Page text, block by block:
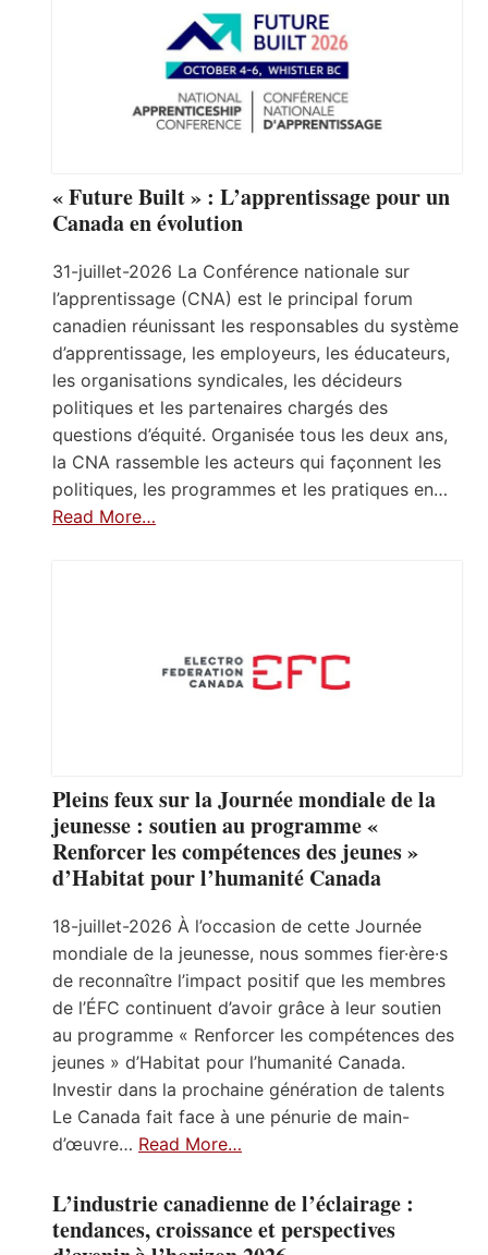
« Future Built » : L’apprentissage pour un
Canada en évolution
31-juillet-2026 La Conférence nationale sur
l’apprentissage (CNA) est le principal forum
canadien réunissant les responsables du système
d’apprentissage, les employeurs, les éducateurs,
les organisations syndicales, les décideurs
politiques et les partenaires chargés des
questions d’équité. Organisée tous les deux ans,
la CNA rassemble les acteurs qui façonnent les
politiques, les programmes et les pratiques en…
Read More…
Pleins feux sur la Journée mondiale de la
jeunesse : soutien au programme «
Renforcer les compétences des jeunes »
d’Habitat pour l’humanité Canada
18-juillet-2026 À l’occasion de cette Journée
mondiale de la jeunesse, nous sommes fier·ère·s
de reconnaître l’impact positif que les membres
de l’ÉFC continuent d’avoir grâce à leur soutien
au programme « Renforcer les compétences des
jeunes » d’Habitat pour l’humanité Canada.
Investir dans la prochaine génération de talents
Le Canada fait face à une pénurie de main-
d’œuvre… Read More…
L’industrie canadienne de l’éclairage :
tendances, croissance et perspectives